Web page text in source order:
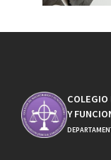
COLEGIO
Y